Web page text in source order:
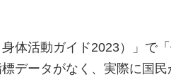
体活動ガイド2023）」で
データがなく、実際に国